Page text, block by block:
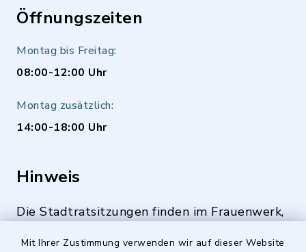
Mit Ihrer Zustimmung verwenden wir auf dieser Website
Öffnungszeiten
Montag bis Freitag:
08:00-12:00 Uhr
Montag zusätzlich:
14:00-18:00 Uhr
Hinweis
Die Stadtratsitzungen finden im Frauenwerk,